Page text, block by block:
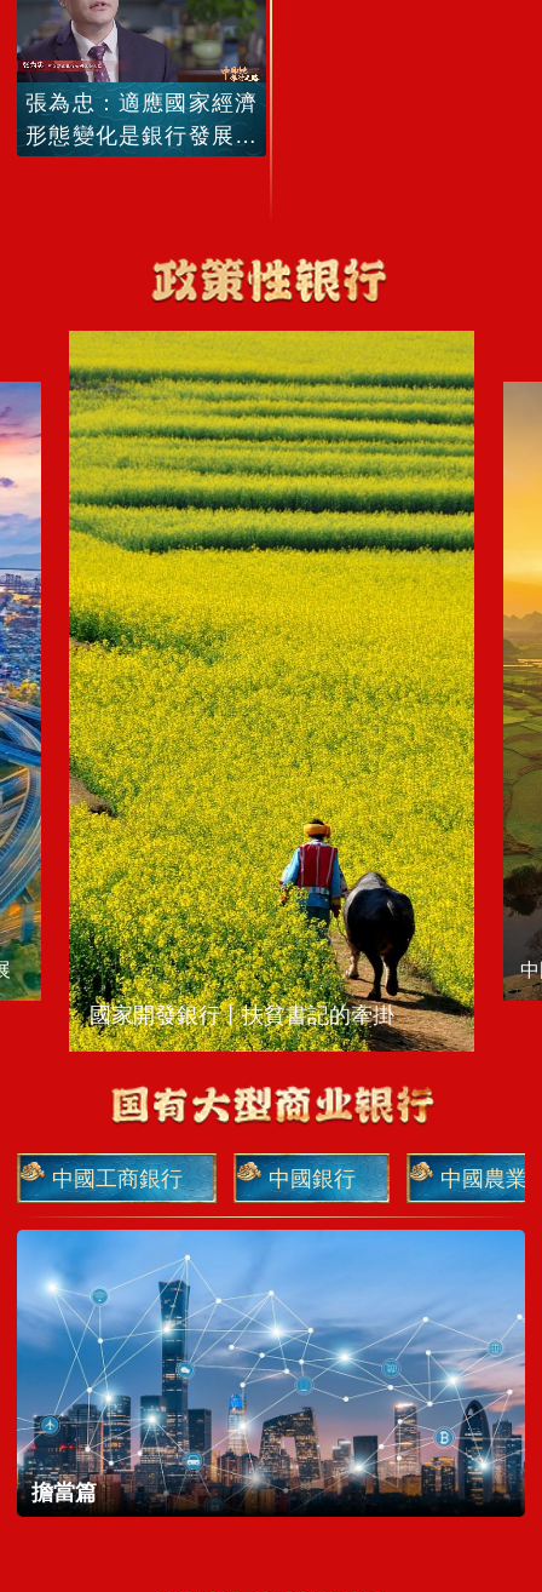
張為忠：適應國家經濟
形態變化是銀行發展重
國家開發銀行丨扶貧書記的牽掛
中國工商銀行 中國銀行 中國農業
擔當篇